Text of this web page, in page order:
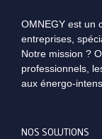
OMNEGY est un
entreprises,
Notre mission ?
professionnels,
aux énergo-
NOS SOLUTIONS